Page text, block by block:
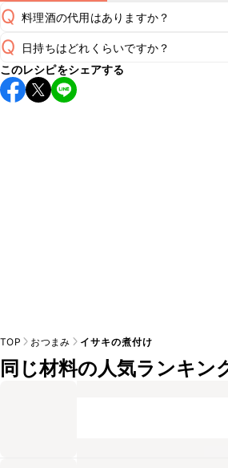
Q 料理酒の代用はありますか？
A
Q 日持ちはどれくらいですか？
保存期間は冷蔵で翌日中が目安です。な
し上がりください。
このレシピをシェアする
TOP おつまみ イサキの煮付け
同じ材料の人気ランキン